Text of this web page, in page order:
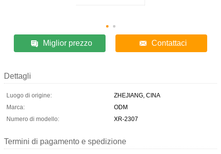
Miglior prezzo Contattaci
Dettagli
Luogo di origine:
ZHEJIANG, CINA
Marca:
ODM
Numero di modello:
XR-2307
Termini di pagamento e spedizione